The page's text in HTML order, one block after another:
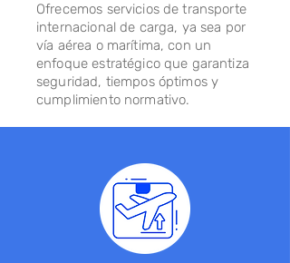
Ofrecemos servicios de transporte
internacional de carga, ya sea por
vía aérea o marítima, con un
enfoque estratégico que garantiza
seguridad, tiempos óptimos y
cumplimiento normativo.